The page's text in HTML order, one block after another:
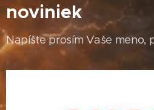
noviniek
Napíšte prosím Vaše meno,